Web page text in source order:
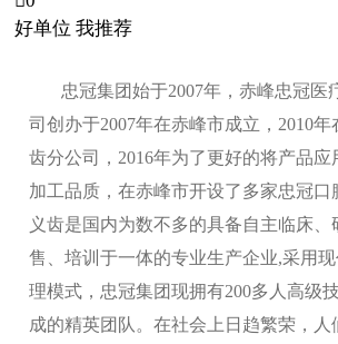
好单位 我推荐
忠冠集团始于2007年，赤峰忠冠医
司创办于2007年在赤峰市成立，2010年
齿分公司，2016年为了更好的将产品
加工品质，在赤峰市开设了多家忠冠口
义齿是国内为数不多的具备自主临床、
售、培训于一体的专业生产企业,采用
理模式，忠冠集团现拥有200多人高级
成的精英团队。在社会上日趋繁荣，